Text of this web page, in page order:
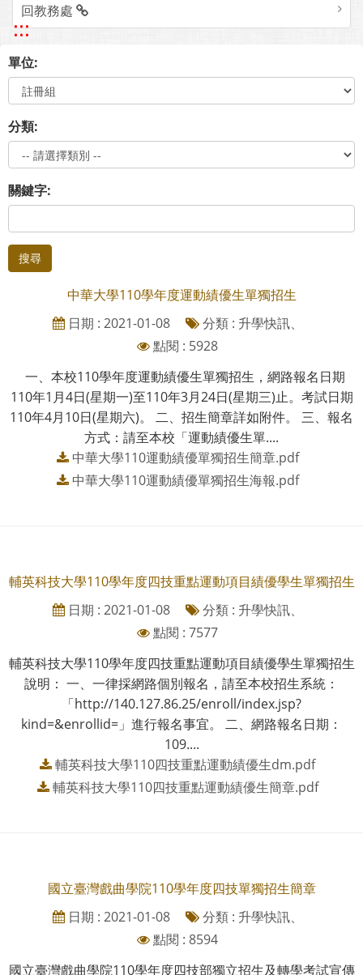
回教務處
:::
單位:
分類:
關鍵字:
搜尋
中華大學110學年度運動績優生單獨招生
日期 : 2021-01-08
分類 : 升學快訊、
點閱 : 5928
一、本校110學年度運動績優生單獨招生，網路報名日期
110年1月4日(星期一)至110年3月24日(星期三)止。考試日期
110年4月10日(星期六)。 二、招生簡章詳如附件。 三、報名
方式：請至本校「運動績優生單....
中華大學110運動績優單獨招生簡章.pdf
中華大學110運動績優單獨招生海報.pdf
輔英科技大學110學年度四技重點運動項目績優學生單獨招生
日期 : 2021-01-08
分類 : 升學快訊、
點閱 : 7577
輔英科技大學110學年度四技重點運動項目績優學生單獨招生
說明： 一、一律採網路個別報名，請至本校招生系統：
「http://140.127.86.25/enroll/index.jsp?
kind=&enrollid=」進行報名事宜。 二、網路報名日期：
109....
輔英科技大學110四技重點運動績優生dm.pdf
輔英科技大學110四技重點運動績優生簡章.pdf
國立臺灣戲曲學院110學年度四技單獨招生簡章
日期 : 2021-01-08
分類 : 升學快訊、
點閱 : 8594
國立臺灣戲曲學院110學年度四技部獨立招生及轉學考試宣傳